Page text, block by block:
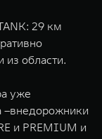
от 8 099
29 км
из области.
уже
–внедорожники
и PREMIUM и